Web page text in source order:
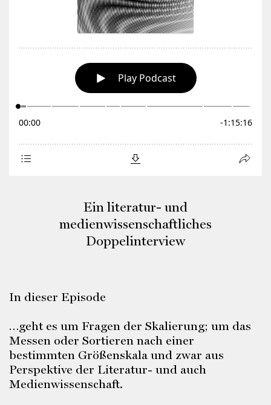
Ein literatur- und
medienwissenschaftliches
Doppelinterview
In dieser Episode
…geht es um Fragen der Skalierung; um das
Messen oder Sortieren nach einer
bestimmten Größenskala und zwar aus
Perspektive der Literatur- und auch
Medienwissenschaft.